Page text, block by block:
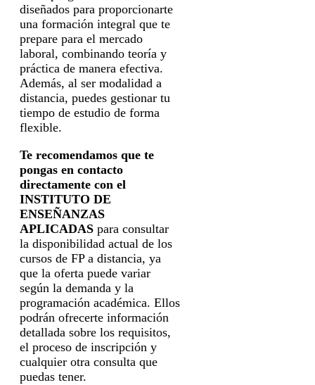
diseñados para proporcionarte
una formación integral que te
prepare para el mercado
laboral, combinando teoría y
práctica de manera efectiva.
Además, al ser modalidad a
distancia, puedes gestionar tu
tiempo de estudio de forma
flexible.
Te recomendamos que te
pongas en contacto
directamente con el
INSTITUTO DE
ENSEÑANZAS
APLICADAS para consultar
la disponibilidad actual de los
cursos de FP a distancia, ya
que la oferta puede variar
según la demanda y la
programación académica. Ellos
podrán ofrecerte información
detallada sobre los requisitos,
el proceso de inscripción y
cualquier otra consulta que
puedas tener.